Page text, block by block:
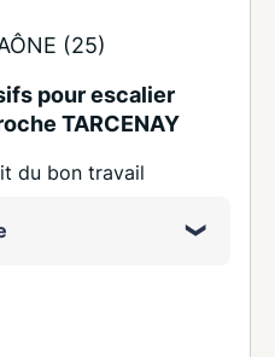
(25)
pour escalier
TARCENAY
du bon travail